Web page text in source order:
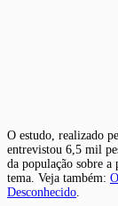
O estudo, realizado
entrevistou 6,5 mil
da população sobre a
tema. Veja também:
Desconhecido.